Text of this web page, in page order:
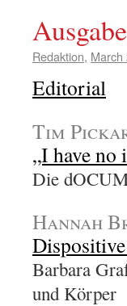
Redaktion, March
Editorial
Tim
„I have no
Die
Hannah
Barbara
und Körper